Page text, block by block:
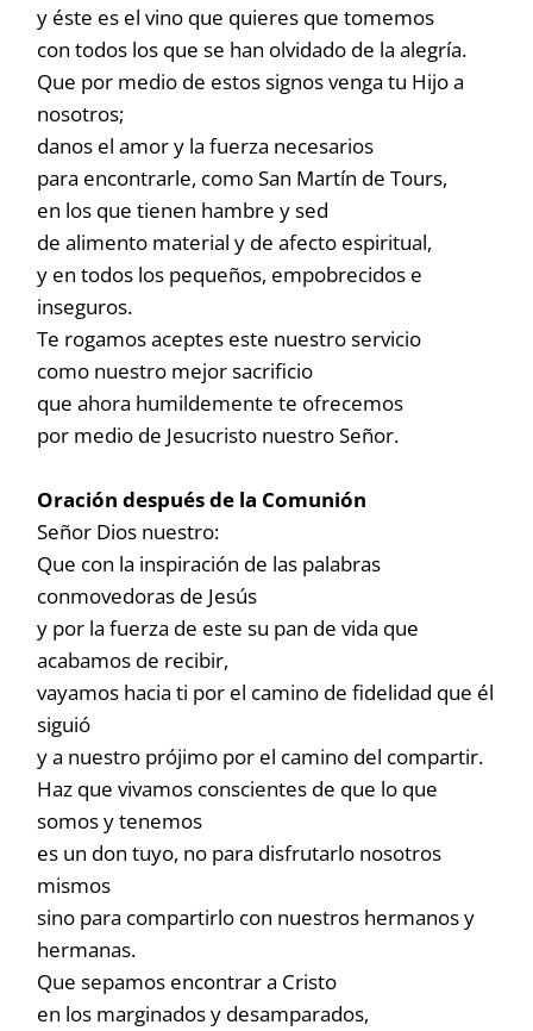
y éste es el vino que quieres que tomemos
con todos los que se han olvidado de la alegría.
Que por medio de estos signos venga tu Hijo a
nosotros;
danos el amor y la fuerza necesarios
para encontrarle, como San Martín de Tours,
en los que tienen hambre y sed
de alimento material y de afecto espiritual,
y en todos los pequeños, empobrecidos e
inseguros.
Te rogamos aceptes este nuestro servicio
como nuestro mejor sacrificio
que ahora humildemente te ofrecemos
por medio de Jesucristo nuestro Señor.
Oración después de la Comunión
Señor Dios nuestro:
Que con la inspiración de las palabras
conmovedoras de Jesús
y por la fuerza de este su pan de vida que
acabamos de recibir,
vayamos hacia ti por el camino de fidelidad que él
siguió
y a nuestro prójimo por el camino del compartir.
Haz que vivamos conscientes de que lo que
somos y tenemos
es un don tuyo, no para disfrutarlo nosotros
mismos
sino para compartirlo con nuestros hermanos y
hermanas.
Que sepamos encontrar a Cristo
en los marginados y desamparados,